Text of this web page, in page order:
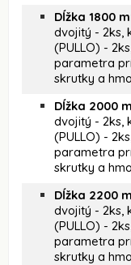
Dĺžka 1800
dvojitý - 2ks,
(PULLO) -
parametra
skrutky a
Dĺžka 2000
dvojitý - 2ks,
(PULLO) -
parametra
skrutky a
Dĺžka 2200
dvojitý - 2ks,
(PULLO) -
parametra
skrutky a